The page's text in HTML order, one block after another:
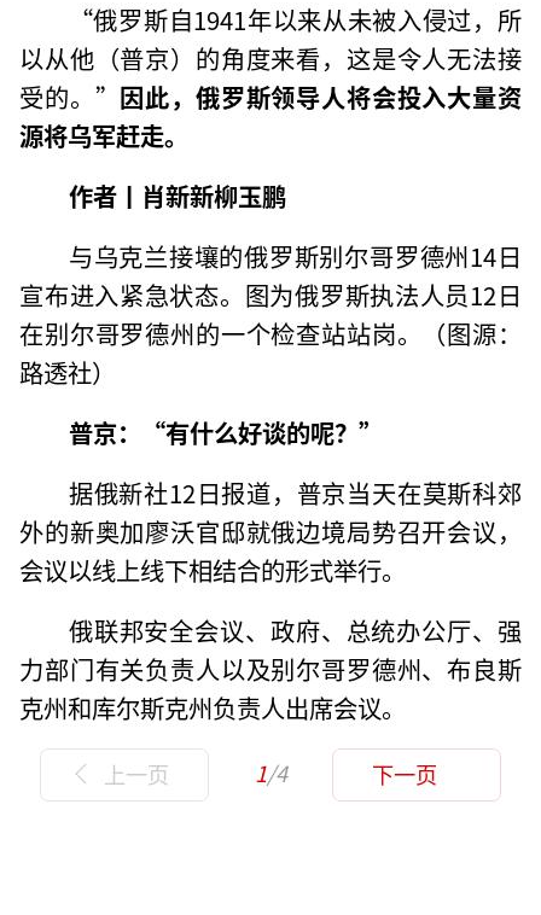
“俄罗斯自1941年以来从未被入侵过，所
以从他（普京）的角度来看，这是令人无法接
受的。” 因此，俄罗斯领导人将会投入大量资
源将乌军赶走。
作者丨肖新新柳玉鹏
与乌克兰接壤的俄罗斯别尔哥罗德州14日
宣布进入紧急状态。图为俄罗斯执法人员12日
在别尔哥罗德州的一个检查站站岗。（图源：
路透社）
普京：“有什么好谈的呢？”
据俄新社12日报道，普京当天在莫斯科郊
外的新奥加廖沃官邸就俄边境局势召开会议，
会议以线上线下相结合的形式举行。
俄联邦安全会议、政府、总统办公厅、强
力部门有关负责人以及别尔哥罗德州、布良斯
克州和库尔斯克州负责人出席会议。
上一页 1/4 下一页